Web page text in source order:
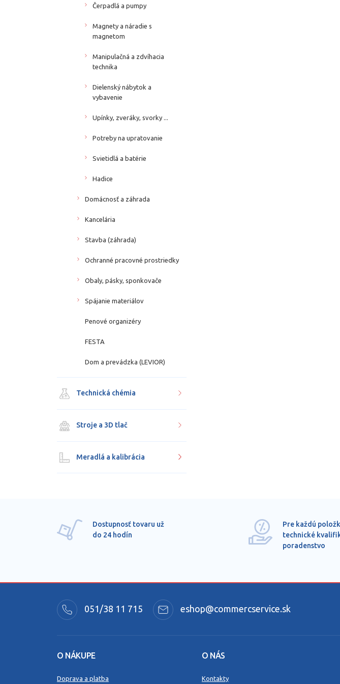
Čerpadlá a pumpy
Magnety a náradie s
magnetom
Manipulačná a zdvíhacia
technika
Dielenský nábytok a
vybavenie
Upínky, zveráky, svorky ...
Potreby na upratovanie
Svietidlá a batérie
Hadice
Domácnosť a záhrada
Kancelária
Stavba (záhrada)
Ochranné pracovné prostriedky
Obaly, pásky, sponkovače
Spájanie materiálov
Penové organizéry
FESTA
Dom a prevádzka (LEVIOR)
Technická chémia
Stroje a 3D tlač
Meradlá a kalibrácia
Dostupnosť tovaru už
do 24 hodín
Pre každú
technické
poradenstvo
051/38 11 715 eshop@commercservice.sk
O NÁKUPE
Doprava a platba
O NÁS
Kontakty